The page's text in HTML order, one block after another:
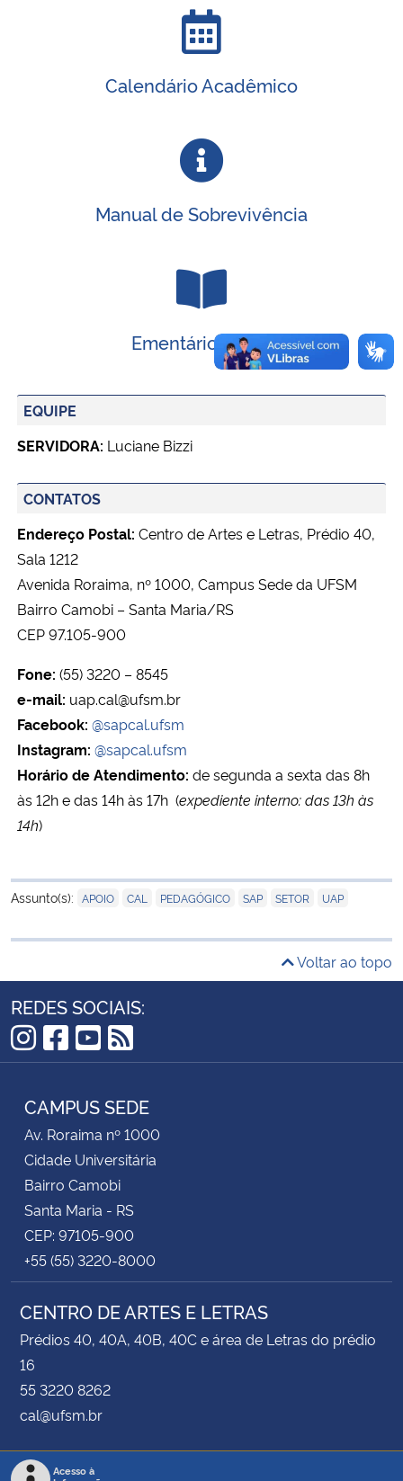
Calendário Acadêmico
Manual de Sobrevivência
Ementário UFSM
EQUIPE
SERVIDORA: Luciane Bizzi
CONTATOS
Endereço Postal: Centro de Artes e Letras, Prédio 40,
Sala 1212
Avenida Roraima, nº 1000, Campus Sede da UFSM
Bairro Camobi – Santa Maria/RS
CEP 97.105-900
Fone: (55) 3220 – 8545
e-mail: uap.cal@ufsm.br
Facebook: @sapcal.ufsm
Instagram: @sapcal.ufsm
Horário de Atendimento: de segunda a sexta das 8h
às 12h e das 14h às 17h (expediente interno: das 13h às
14h)
Assunto(s): APOIO CAL PEDAGÓGICO SAP SETOR UAP
Voltar ao topo
REDES SOCIAIS:
Instagram
Facebook
YouTube
RSS
CAMPUS SEDE
Av. Roraima nº 1000
Cidade Universitária
Bairro Camobi
Santa Maria - RS
CEP: 97105-900
+55 (55) 3220-8000
CENTRO DE ARTES E LETRAS
Prédios 40, 40A, 40B, 40C e área de Letras do prédio
16
55 3220 8262
cal@ufsm.br
Acesso à